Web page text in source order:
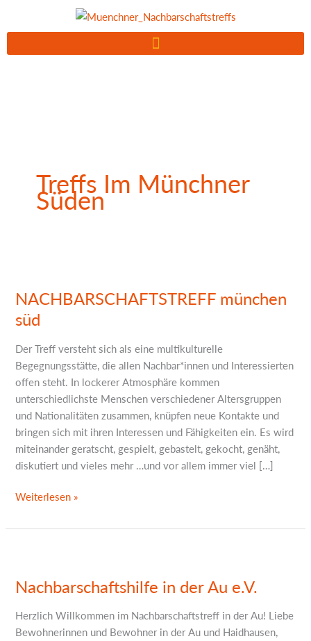
Treffs Im Münchner
Süden
NACHBARSCHAFTSTREFF münchen
süd
Der Treff versteht sich als eine multikulturelle
Begegnungsstätte, die allen Nachbar*innen und Interessierten
offen steht. In lockerer Atmosphäre kommen
unterschiedlichste Menschen verschiedener Altersgruppen
und Nationalitäten zusammen, knüpfen neue Kontakte und
bringen sich mit ihren Interessen und Fähigkeiten ein. Es wird
miteinander geratscht, gespielt, gebastelt, gekocht, genäht,
diskutiert und vieles mehr …und vor allem immer viel […]
süd
Weiterlesen »
Nachbarschaftshilfe in der Au e.V.
Herzlich Willkommen im Nachbarschaftstreff in der Au! Liebe
Bewohnerinnen und Bewohner in der Au und Haidhausen,
der
e.V.